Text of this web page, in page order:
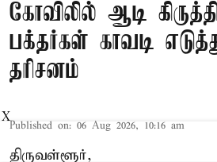
கோவிலில் ஆடி
பக்தர்கள் காவடி
தரிசனம்
Published on: 06 Aug 2026, 10:16 am
திருவள்ளூர்,
X